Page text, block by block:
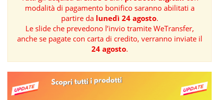
MANUALISTICA
SOFTWARE
TEMATICHE
modalità di pagamento bonifico saranno abilitati a
partire da lunedì 24 agosto.
Le slide che prevedono l’invio tramite WeTransfer,
anche se pagate con carta di credito, verranno inviate il
24 agosto.